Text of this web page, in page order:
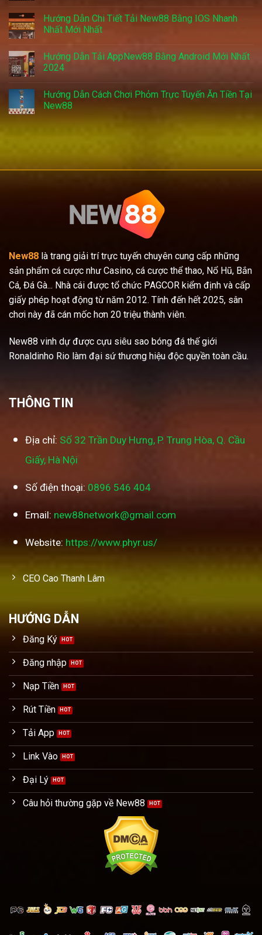
Hướng Dẫn Chi Tiết Tải New88 Bằng IOS Nhanh
Nhất Mới Nhất
Hướng Dẫn Tải AppNew88 Bằng Android Mới Nhất
2024
Hướng Dẫn Cách Chơi Phỏm Trực Tuyến Ăn Tiền Tại
New88
New88 là trang giải trí trực tuyến chuyên cung cấp những
sản phẩm cá cược như Casino, cá cược thể thao, Nổ Hũ, Bắn
Cá, Đá Gà... Nhà cái được tổ chức PAGCOR kiểm định và cấp
giấy phép hoạt động từ năm 2012. Tính đến hết 2025, sân
chơi này đã cán mốc hơn 20 triệu thành viên.
New88 vinh dự được cựu siêu sao bóng đá thế giới
Ronaldinho Rio làm đại sứ thương hiệu độc quyền toàn cầu.
THÔNG TIN
Địa chỉ: Số 32 Trần Duy Hưng, P. Trung Hòa, Q. Cầu
Giấy, Hà Nội
Số điện thoại: 0896 546 404
Email: new88network@gmail.com
Website: https://www.phyr.us/
CEO Cao Thanh Lâm
HƯỚNG DẪN
Đăng Ký
Đăng nhập
Nạp Tiền
Rút Tiền
Tải App
Link Vào
Đại Lý
Câu hỏi thường gặp về New88